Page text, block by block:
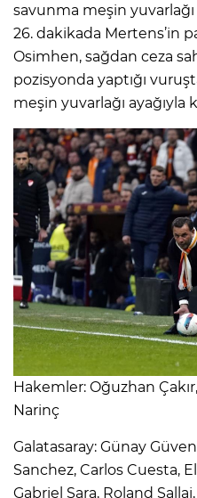
savunma meşin yuvarlağı
26. dakikada Mertens’in
Osimhen, sağdan ceza
pozisyonda yaptığı
meşin yuvarlağı ayağıyla
Hakemler: Oğuzhan
Narinç
Galatasaray: Günay
Sanchez, Carlos Cuesta,
Gabriel Sara, Roland